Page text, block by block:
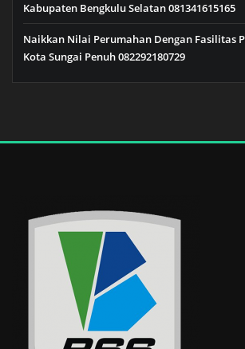
Kabupaten Bengkulu Selatan 081341615165
Naikkan Nilai Perumahan Dengan Fasilitas
Kota Sungai Penuh 082292180729